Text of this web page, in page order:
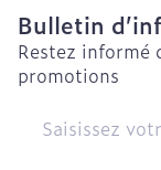
Bulletin
Restez informé
promotions
Adresse mail